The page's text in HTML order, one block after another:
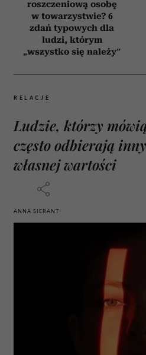
roszczeniową osobę
w towarzystwie? 6
zdań typowych dla
ludzi, którym
„wszystko się należy”
RELACJE
Ludzie, którzy
często odbierają
własnej wartości
ANNA SIERANT